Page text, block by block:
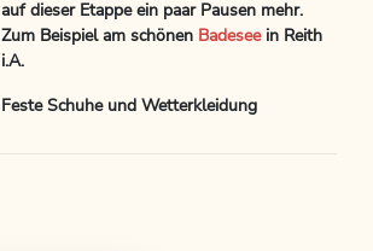
auf dieser Etappe ein paar Pausen mehr.
Zum Beispiel am schönen Badeseein Reith
i.A.
Feste Schuhe und Wetterkleidung